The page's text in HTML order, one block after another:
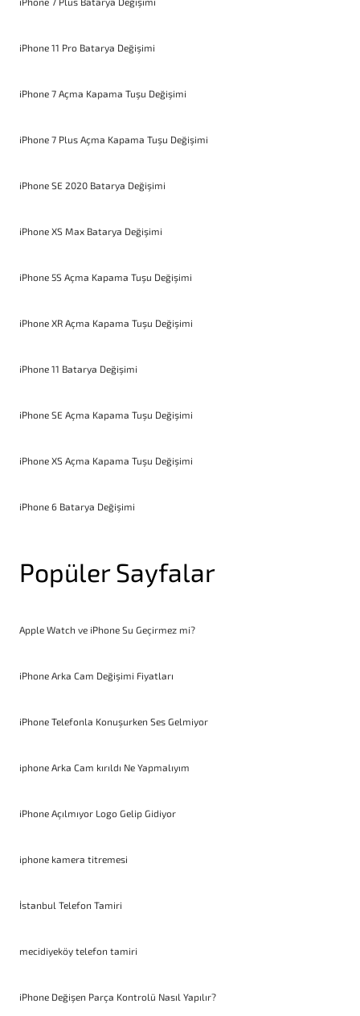
iPhone 11 Pro Batarya Değişimi
iPhone 7 Açma Kapama Tuşu Değişimi
iPhone 7 Plus Açma Kapama Tuşu Değişimi
iPhone SE 2020 Batarya Değişimi
iPhone XS Max Batarya Değişimi
iPhone 5S Açma Kapama Tuşu Değişimi
iPhone XR Açma Kapama Tuşu Değişimi
iPhone 11 Batarya Değişimi
iPhone SE Açma Kapama Tuşu Değişimi
iPhone XS Açma Kapama Tuşu Değişimi
iPhone 6 Batarya Değişimi
Popüler Sayfalar
Apple Watch ve iPhone Su Geçirmez mi?
iPhone Arka Cam Değişimi Fiyatları
iPhone Telefonla Konuşurken Ses Gelmiyor
iphone Arka Cam kırıldı Ne Yapmalıyım
iPhone Açılmıyor Logo Gelip Gidiyor
iphone kamera titremesi
İstanbul Telefon Tamiri
mecidiyeköy telefon tamiri
iPhone Değişen Parça Kontrolü Nasıl Yapılır?